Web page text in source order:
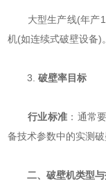
大型生产线(年产10
机(如连续式破壁设备)。
3. ​​破壁率目标​
​行业标准​ ：通常
备技术参数中的实测破
​二、破壁机类型